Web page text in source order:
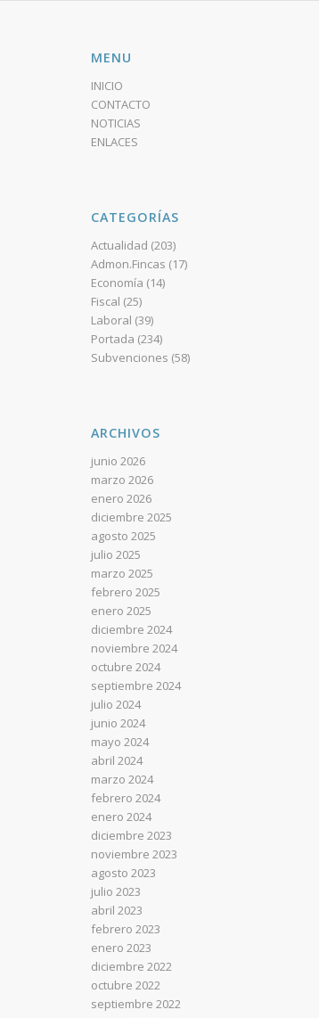
MENU
INICIO
CONTACTO
NOTICIAS
ENLACES
CATEGORÍAS
Actualidad (203)
Admon.Fincas (17)
Economía (14)
Fiscal (25)
Laboral (39)
Portada (234)
Subvenciones (58)
ARCHIVOS
junio 2026
marzo 2026
enero 2026
diciembre 2025
agosto 2025
julio 2025
marzo 2025
febrero 2025
enero 2025
diciembre 2024
noviembre 2024
octubre 2024
septiembre 2024
julio 2024
junio 2024
mayo 2024
abril 2024
marzo 2024
febrero 2024
enero 2024
diciembre 2023
noviembre 2023
agosto 2023
julio 2023
abril 2023
febrero 2023
enero 2023
diciembre 2022
octubre 2022
septiembre 2022